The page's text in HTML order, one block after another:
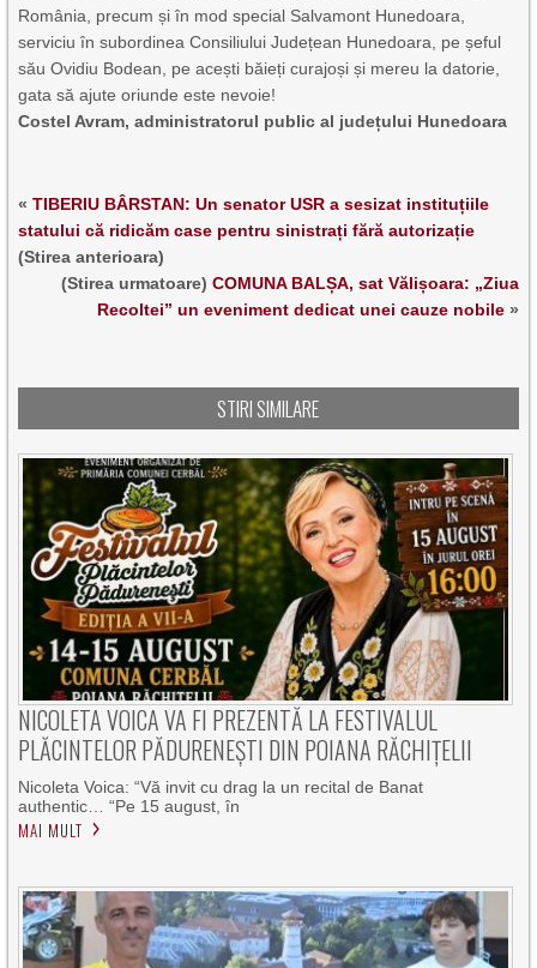
România, precum și în mod special Salvamont Hunedoara,
serviciu în subordinea Consiliului Județean Hunedoara, pe șeful
său Ovidiu Bodean, pe acești băieți curajoși și mereu la datorie,
gata să ajute oriunde este nevoie!
Costel Avram, administratorul public al județului Hunedoara
«TIBERIU BÂRSTAN: Un senator USR a sesizat instituțiile
statului că ridicăm case pentru sinistrați fără autorizație
(Stirea anterioara)
(Stirea urmatoare) COMUNA BALȘA, sat Vălișoara: „Ziua
Recoltei” un eveniment dedicat unei cauze nobile»
STIRI SIMILARE
NICOLETA VOICA VA FI PREZENTĂ LA FESTIVALUL
PLĂCINTELOR PĂDURENEȘTI DIN POIANA RĂCHIȚELII
Nicoleta Voica: “Vă invit cu drag la un recital de Banat
authentic… “Pe 15 august, în
MAI MULT